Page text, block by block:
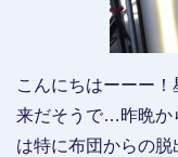
こんにちはーーー
来だそうで…昨晩か
は特に布団からの